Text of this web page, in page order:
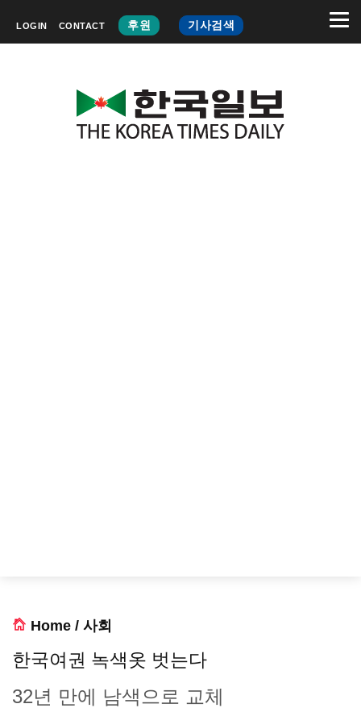
LOGIN CONTACT 후원 기사검색
Home / 사회
한국여권 녹색옷 벗는다
32년 만에 남색으로 교체